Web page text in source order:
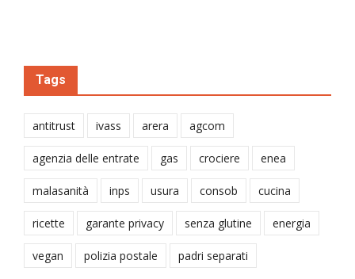
Tags
antitrust ivass arera agcom
agenzia delle entrate gas crociere enea
malasanità inps usura consob cucina
ricette garante privacy senza glutine energia
vegan polizia postale padri separati